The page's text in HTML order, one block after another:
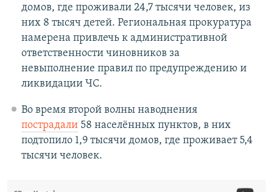
домов, где проживали 24,7 тысячи человек, из
них 8 тысяч детей. Региональная прокуратура
намерена привлечь к административной
ответственности чиновников за
невыполнение правил по предупреждению и
ликвидации ЧС.
Во время второй волны наводнения
пострадали58 населённых пунктов, в них
подтопило 1,9 тысячи домов, где проживает 5,4
тысячи человек.